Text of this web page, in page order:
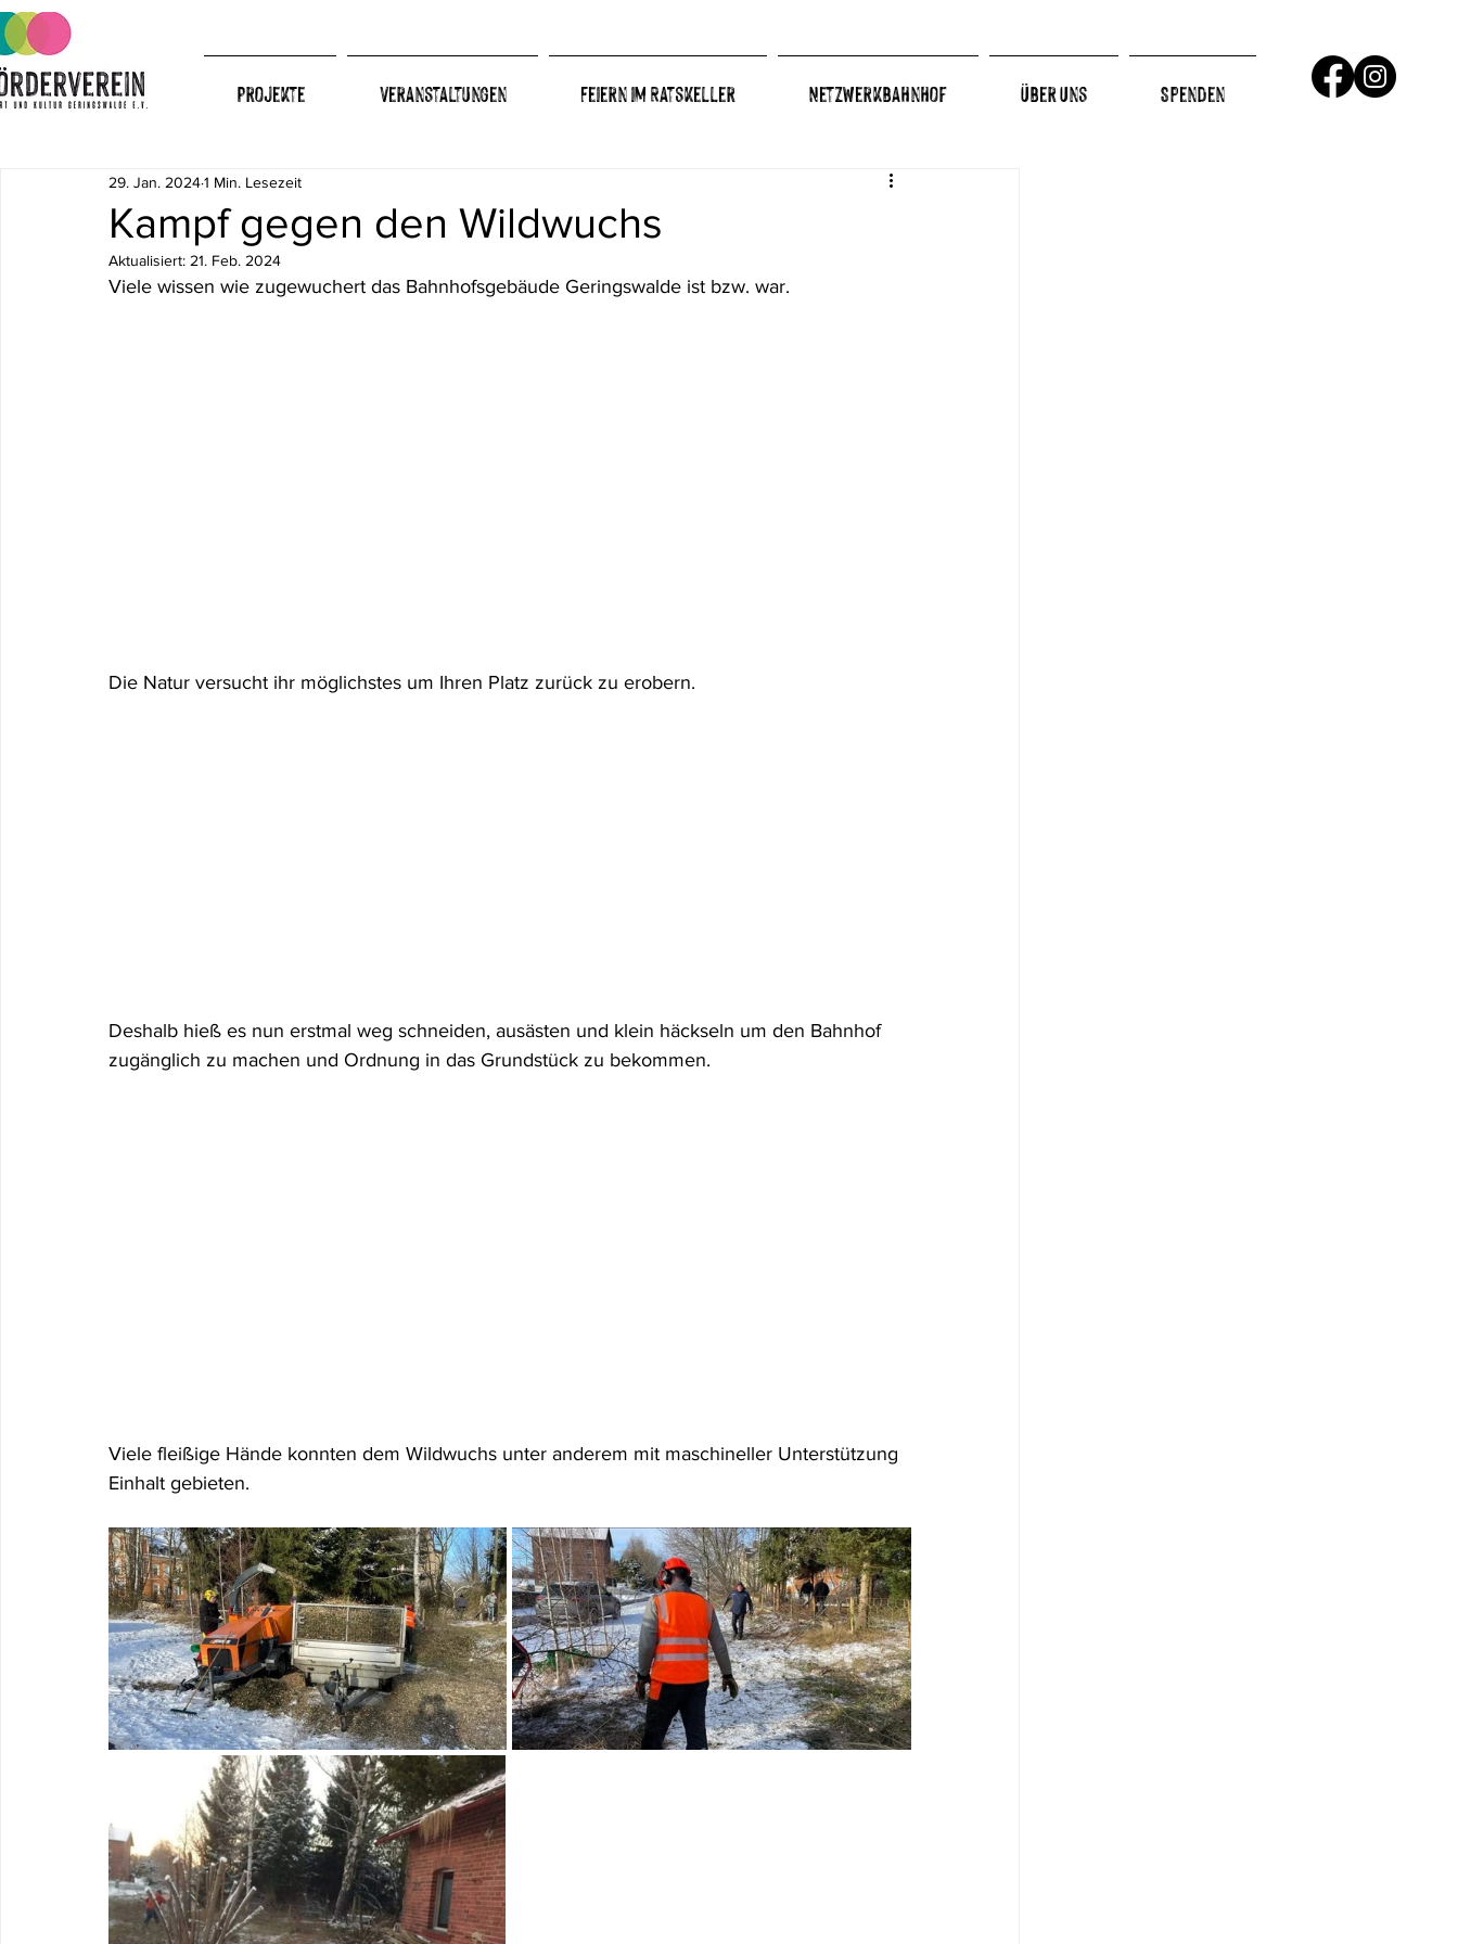
Projekte Veranstaltungen Feiern im Ratskeller Netzwerkbahnhof Über Uns Spenden
Kampf gegen den Wildwuchs
29. Jan. 20241 Min. Lesezeit
Aktualisiert: 21. Feb. 2024
Viele wissen wie zugewuchert das Bahnhofsgebäude Geringswalde ist bzw. war.
Die Natur versucht ihr möglichstes um Ihren Platz zurück zu erobern.
Deshalb hieß es nun erstmal weg schneiden, ausästen und klein häckseln um den Bahnhof
zugänglich zu machen und Ordnung in das Grundstück zu bekommen.
Viele fleißige Hände konnten dem Wildwuchs unter anderem mit maschineller Unterstützung
Einhalt gebieten.